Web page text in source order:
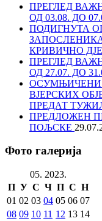
ПРЕГЛЕД
ОД 03.08. ДО
ПОДИГНУТА
КРИВИЧНО
ПРЕГЛЕД
ОД 27.07. ДО
ОСУМЊИЧЕНИ
ВЈЕРСКИХ
ПРЕДАТ
ПРЕДЛОЖЕН
ПОЉСКЕ
Фото галерија
05. 2023.
П У С Ч П С Н
01 02 03 04 05 06 07
08 09 10 11 12 13 14